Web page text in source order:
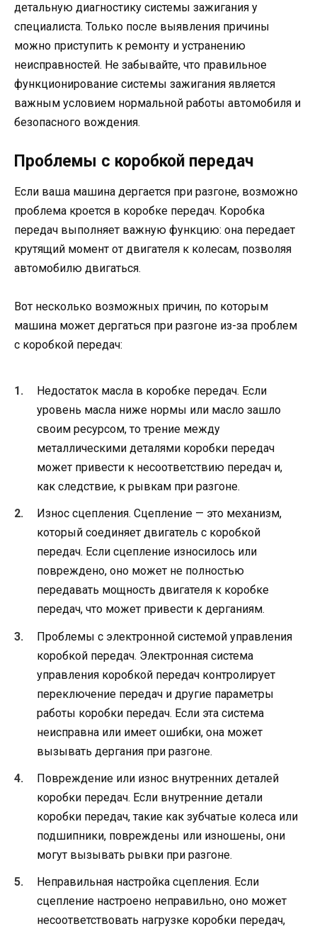
детальную диагностику системы зажигания у
специалиста. Только после выявления причины
можно приступить к ремонту и устранению
неисправностей. Не забывайте, что правильное
функционирование системы зажигания является
важным условием нормальной работы автомобиля и
безопасного вождения.
Проблемы с коробкой передач
Если ваша машина дергается при разгоне, возможно
проблема кроется в коробке передач. Коробка
передач выполняет важную функцию: она передает
крутящий момент от двигателя к колесам, позволяя
автомобилю двигаться.
Вот несколько возможных причин, по которым
машина может дергаться при разгоне из-за проблем
с коробкой передач:
Недостаток масла в коробке передач. Если
уровень масла ниже нормы или масло зашло
своим ресурсом, то трение между
металлическими деталями коробки передач
может привести к несоответствию передач и,
как следствие, к рывкам при разгоне.
Износ сцепления. Сцепление — это механизм,
который соединяет двигатель с коробкой
передач. Если сцепление износилось или
повреждено, оно может не полностью
передавать мощность двигателя к коробке
передач, что может привести к дерганиям.
Проблемы с электронной системой управления
коробкой передач. Электронная система
управления коробкой передач контролирует
переключение передач и другие параметры
работы коробки передач. Если эта система
неисправна или имеет ошибки, она может
вызывать дергания при разгоне.
Повреждение или износ внутренних деталей
коробки передач. Если внутренние детали
коробки передач, такие как зубчатые колеса или
подшипники, повреждены или изношены, они
могут вызывать рывки при разгоне.
Неправильная настройка сцепления. Если
сцепление настроено неправильно, оно может
несоответствовать нагрузке коробки передач,